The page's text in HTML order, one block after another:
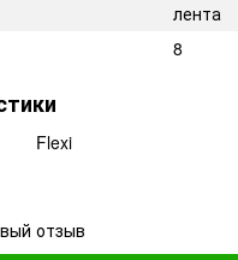
лента
8
Flexi
отзыв